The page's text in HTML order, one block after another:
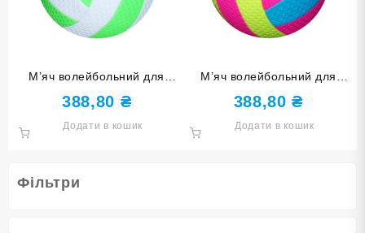
Фільтри
М’яч волейбольний для
дозвілля BA-5MH ОР+
388,80 ₴
Додати в кошик
М’яч волейбольний для
дозвілля BA-5MH С+
388,80₴
Додати в кошик